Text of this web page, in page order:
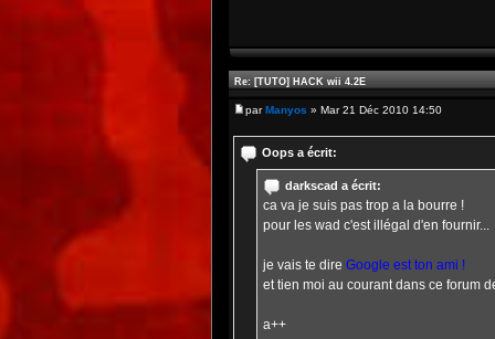
Re: [TUTO] HACK wii 4.2E
parManyos » Mar 21 Déc 2010 14:50
Oops a écrit:
darkscad a écrit:
ca va je suis pas trop a la bourre !
pour les wad c'est illégal d'en fournir...
je vais te dire Google est ton ami !
et tien moi au courant dans ce forum
a++